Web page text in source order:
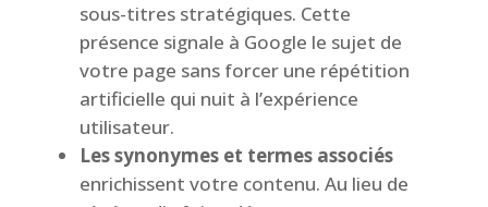
sous-titres stratégiques. Cette
présence signale à Google le sujet de
votre page sans forcer une répétition
artificielle qui nuit à l’expérience
utilisateur.
Les synonymes et termes associés
enrichissent votre contenu. Au lieu de